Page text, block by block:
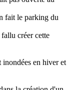
fait le parking du
créer cette
inondées en hiver et